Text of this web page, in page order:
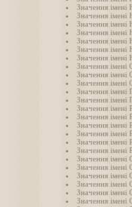
Значення імені
Значення імені
Значення імені
Значення імені
Значення імені
Значення імені
Значення імені
Значення імені
Значення імені
Значення імені
Значення імені
Значення імені
Значення імені
Значення імені
Значення імені
Значення імені
Значення імені
Значення імені
Значення імені
Значення імені
Значення імені
Значення імені
Значення імені
Значення імені